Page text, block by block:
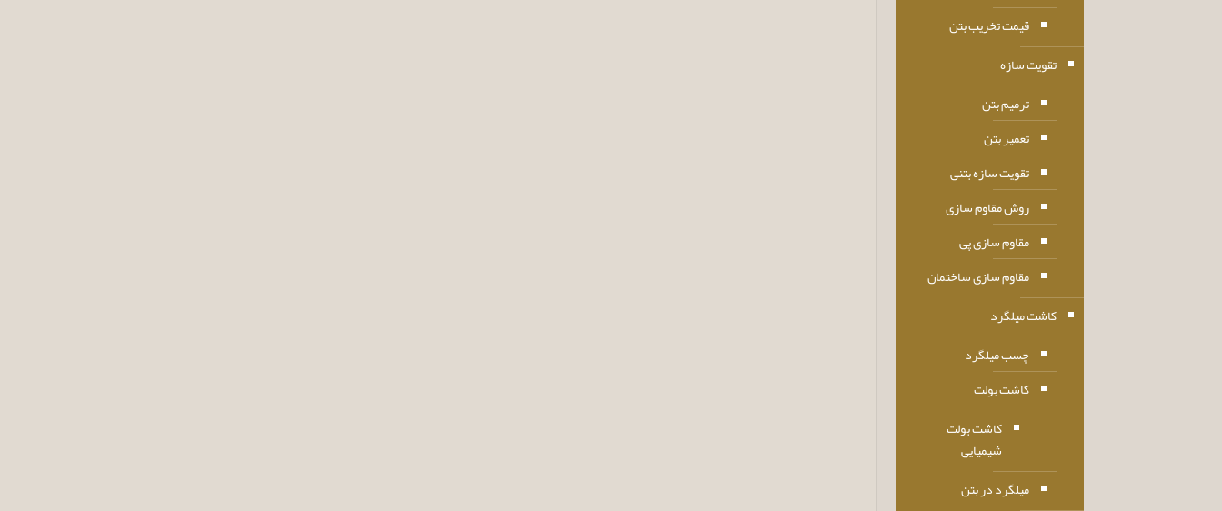
قیمت تخریب بتن
تقویت سازه
ترمیم بتن
تعمیر بتن
تقویت سازه بتنی
روش مقاوم سازی
مقاوم سازی پی
مقاوم سازی ساختمان
کاشت میلگرد
چسب میلگرد
کاشت بولت
کاشت بولت
شیمیایی
میلگرد در بتن